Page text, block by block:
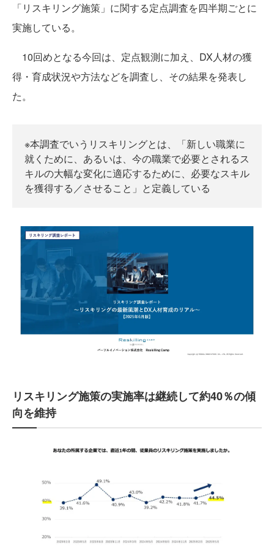
「リスキリング施策」に関する定点調査を四半期ごとに
実施している。
10回めとなる今回は、定点観測に加え、DX人材の獲
得・育成状況や方法などを調査し、その結果を発表し
た。
※本調査でいうリスキリングとは、「新しい職業に
就くために、あるいは、今の職業で必要とされるス
キルの大幅な変化に適応するために、必要なスキル
を獲得する／させること」と定義している
リスキリング施策の実施率は継続して約40％の傾
向を維持